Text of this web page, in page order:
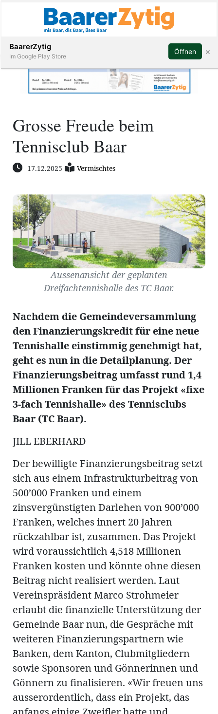
Veranstaltungen
Stellen
Amtliche
Mitteilungen
Abonnieren
Grosse Freude beim
Tennisclub Baar
17.12.2025 Vermischtes
Aussenansicht der geplanten
Dreifachtennishalle des TC Baar.
Nachdem die Gemeindeversammlung
den Finanzierungskredit für eine neue
Tennishalle einstimmig genehmigt hat,
geht es nun in die Detailplanung. Der
Finanzierungsbeitrag umfasst rund 1,4
Millionen Franken für das Projekt «fixe
3-fach Tennishalle» des Tennisclubs
Baar (TC Baar).
JILL EBERHARD
Der bewilligte Finanzierungsbeitrag setzt
sich aus einem Infrastrukturbeitrag von
500’000 Franken und einem
zinsvergünstigten Darlehen von 900’000
Franken, welches innert 20 Jahren
rückzahlbar ist, zusammen. Das Projekt
wird voraussichtlich 4,518 Millionen
Franken kosten und könnte ohne diesen
Beitrag nicht realisiert werden. Laut
Vereinspräsident Marco Strohmeier
erlaubt die finanzielle Unterstützung der
Gemeinde Baar nun, die Gespräche mit
weiteren Finanzierungspartnern wie
Banken, dem Kanton, Clubmitgliedern
sowie Sponsoren und Gönnerinnen und
Gönnern zu finalisieren. «Wir freuen uns
ausserordentlich, dass ein Projekt, das
BaarerZytig
Im Google Play Store
Öffnen ×